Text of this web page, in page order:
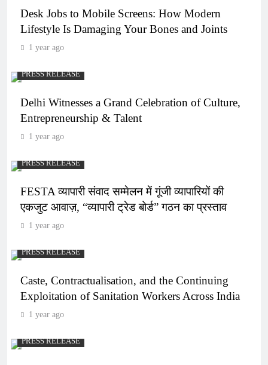
Desk Jobs to Mobile Screens: How Modern
Lifestyle Is Damaging Your Bones and Joints
1 year ago
PRESS RELEASE
Delhi Witnesses a Grand Celebration of Culture,
Entrepreneurship & Talent
1 year ago
PRESS RELEASE
FESTA व्यापारी संवाद सम्मेलन में गूंजी व्यापारियों की
एकजुट आवाज़, “व्यापारी ट्रेड बोर्ड” गठन का प्रस्ताव
1 year ago
PRESS RELEASE
Caste, Contractualisation, and the Continuing
Exploitation of Sanitation Workers Across India
1 year ago
PRESS RELEASE